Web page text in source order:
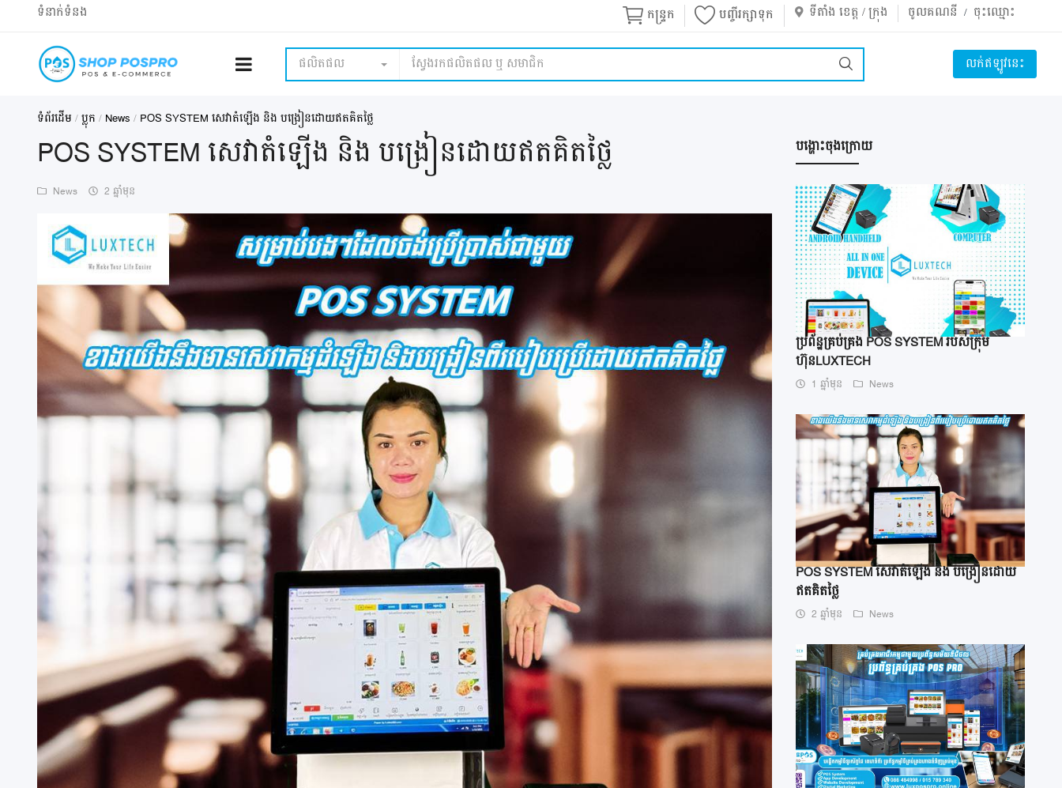
ទំនាក់ទំនង កន្ទ្រក បញ្ចីរក្សាទុក ទីតាំង ខេត្ត / ក្រុង ចូលគណនី / ចុះឈ្មោះ
ផលិតផល លក់ឥឡូវនេះ
ទំព័រដើម ប្លុក News POS SYSTEM សេវាតំឡើង និង បង្រៀនដោយឥតគិតថ្លៃ
POS SYSTEM សេវាតំឡើង និង បង្រៀនដោយឥតគិតថ្លៃ
News 2 ឆ្នាំមុន
បង្ហោះចុងក្រោយ
ប្រព័ន្ឋគ្រប់គ្រង POS SYSTEM របស់ក្រុម
ហ៊ុនLUXTECH
1 ឆ្នាំមុន News
POS SYSTEM សេវាតំឡើង និង បង្រៀនដោយ
ឥតគិតថ្លៃ
2 ឆ្នាំមុន News